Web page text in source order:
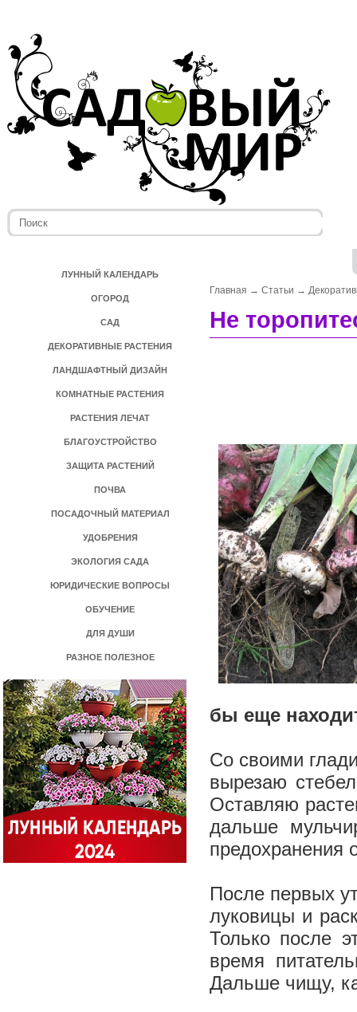
ЛУННЫЙ КАЛЕНДАРЬ
ОГОРОД
САД
ДЕКОРАТИВНЫЕ РАСТЕНИЯ
ЛАНДШАФТНЫЙ ДИЗАЙН
КОМНАТНЫЕ РАСТЕНИЯ
РАСТЕНИЯ ЛЕЧАТ
БЛАГОУСТРОЙСТВО
ЗАЩИТА РАСТЕНИЙ
ПОЧВА
ПОСАДОЧНЫЙ МАТЕРИАЛ
УДОБРЕНИЯ
ЭКОЛОГИЯ САДА
ЮРИДИЧЕСКИЕ ВОПРОСЫ
ОБУЧЕНИЕ
ДЛЯ ДУШИ
РАЗНОЕ ПОЛЕЗНОЕ
Главная → Статьи →
Не
бы еще
Со своими
вырезаю
Оставляю
дальше
предохранения
После первых
луковицы и
Только после
время
Дальше чищу,